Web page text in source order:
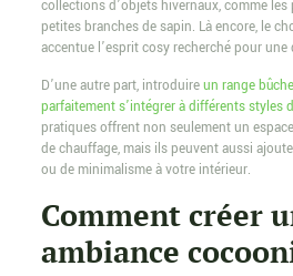
collections d’objets hivernaux, comme
petites branches de sapin. Là encore, le
accentue l’esprit cosy recherché pour une
D’une autre part, introduireun range
parfaitement s’intégrer à différents styles
pratiques offrent non seulement un
de chauffage, mais ils peuvent aussi
ou de minimalisme à votre intérieur.
Comment créer
ambiance